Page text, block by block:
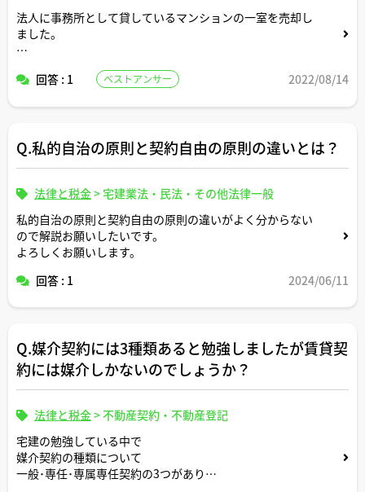
法人に事務所として貸しているマンションの一室を売却し
ました。
のですが、敷金分を売買代金と相殺したり売買代金とは別
回答 : 1 ベストアンサー 2022/08/14
Q.私的自治の原則と契約自由の原則の違いとは？
法律と税金>宅建業法・民法・その他法律一般
私的自治の原則と契約自由の原則の違いがよく分からない
ので解説お願いしたいです。
よろしくお願いします。
回答 : 1
2024/06/11
Q.媒介契約には3種類あると勉強しましたが賃貸契
約には媒介しかないのでしょうか？
法律と税金>不動産契約・不動産登記
宅建の勉強している中で
媒介契約の種類について
一般･専任･専属専任契約の3つがあり